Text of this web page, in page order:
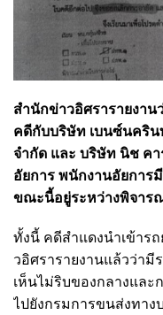
สำนักข่าวอิศรารายงา
คดีกับบริษัท เบนซ์นคริน
จำกัด และ บริษัท นิช ค
อัยการ พนักงานอัยการ
ขณะนี้อยู่ระหว่างพิจาร
ทั้งนี้ คดีสำแดงนำเข้าร
วอิศรารายงานแล้วว่า
เห็นไม่ริบของกลางแล
ไปยังกรมการขนส่งทาง